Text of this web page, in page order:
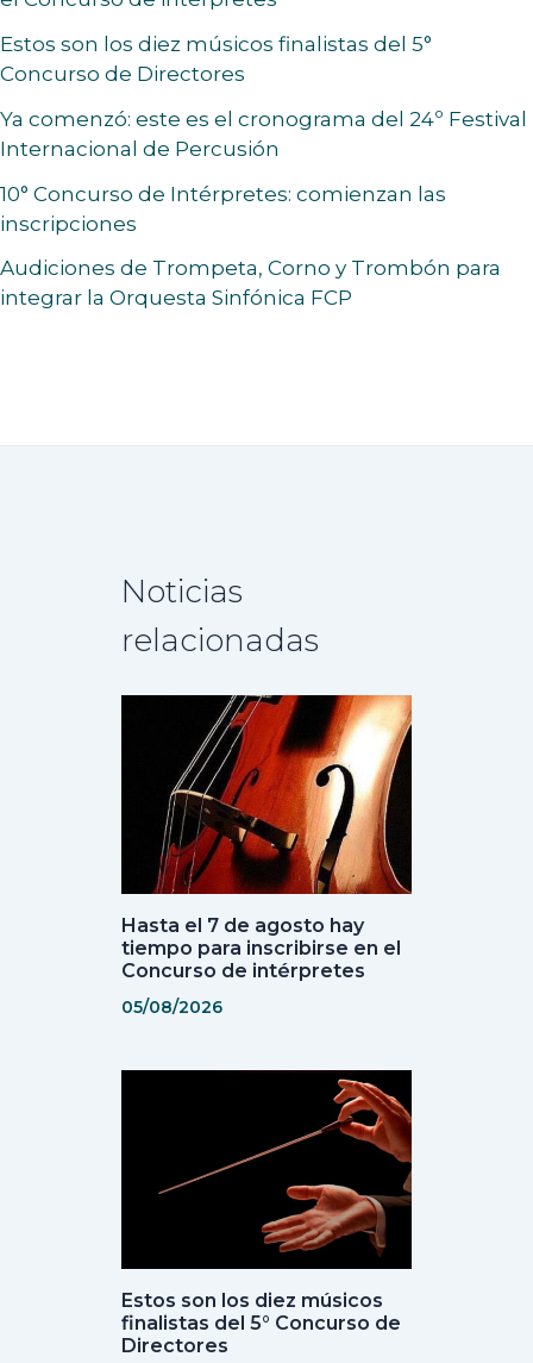
Estos son los diez músicos finalistas del 5°
Concurso de Directores
Ya comenzó: este es el cronograma del 24º Festival
Internacional de Percusión
10° Concurso de Intérpretes: comienzan las
inscripciones
Audiciones de Trompeta, Corno y Trombón para
integrar la Orquesta Sinfónica FCP
Noticias
relacionadas
Hasta el 7 de agosto hay
tiempo para inscribirse en el
Concurso de intérpretes
05/08/2026
Estos son los diez músicos
finalistas del 5° Concurso de
Directores